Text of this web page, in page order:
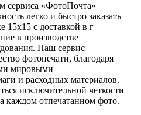
сервиса «ФотоПочта»
легко и быстро заказать
15х15 с доставкой в г
в производстве
Наш сервис
фотопечати, благодаря
мировыми
и расходных материалов.
исключительной четкости
каждом отпечатанном фото.